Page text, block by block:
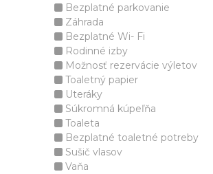
Bezplatné parkovanie
Záhrada
Bezplatné Wi- Fi
Rodinné izby
Možnosť rezervácie výletov
Toaletný papier
Uteráky
Súkromná kúpeľňa
Toaleta
Bezplatné toaletné potreby
Sušič vlasov
Vaňa